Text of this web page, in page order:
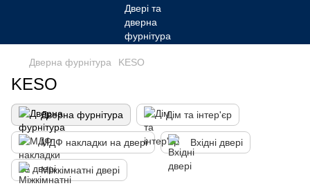
Дверна фурнітура KESO
KESO
Дверна фурнітура Дім та інтер'єр
МДФ накладки на двері Вхідні двері
Міжкімнатні двері